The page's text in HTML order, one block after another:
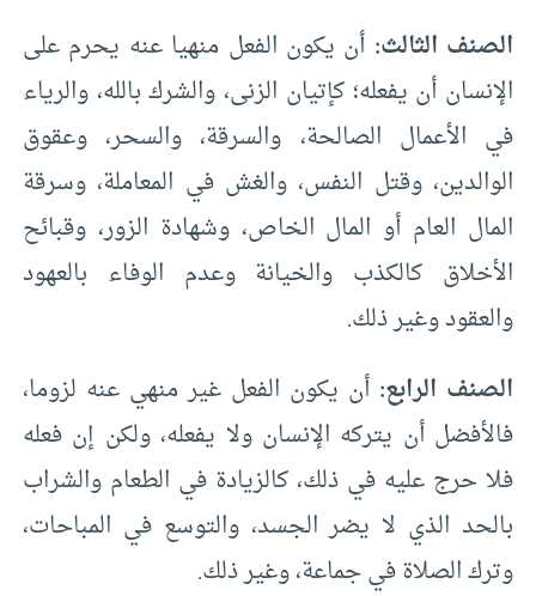
الصنف الثالث: أن يكون الفعل منهيا عنه يحرم على
الإنسان أن يفعله؛ كإتيان الزنى، والشرك بالله، والرياء
في الأعمال الصالحة، والسرقة، والسحر، وعقوق
الوالدين، وقتل النفس، والغش في المعاملة، وسرقة
المال العام أو المال الخاص، وشهادة الزور، وقبائح
الأخلاق كالكذب والخيانة وعدم الوفاء بالعهود
والعقود وغير ذلك.
الصنف الرابع: أن يكون الفعل غير منهي عنه لزوما،
فالأفضل أن يتركه الإنسان ولا يفعله، ولكن إن فعله
فلا حرج عليه في ذلك، كالزيادة في الطعام والشراب
بالحد الذي لا يضر الجسد، والتوسع في المباحات،
وترك الصلاة في جماعة، وغير ذلك.